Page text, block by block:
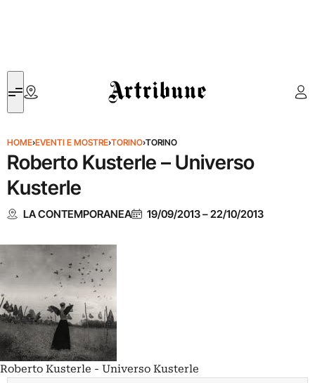
Artribune
HOME›EVENTI E MOSTRE›TORINO›TORINO
Roberto Kusterle – Universo
Kusterle
LA CONTEMPORANEA 19/09/2013–22/10/2013
Roberto Kusterle - Universo Kusterle